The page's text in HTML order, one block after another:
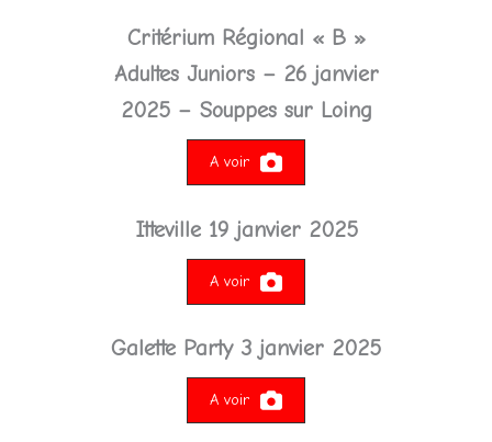
Critérium Régional « B »
Adultes Juniors – 26 janvier
2025 – Souppes sur Loing
A voir
Itteville 19 janvier 2025
A voir
Galette Party 3 janvier 2025
A voir